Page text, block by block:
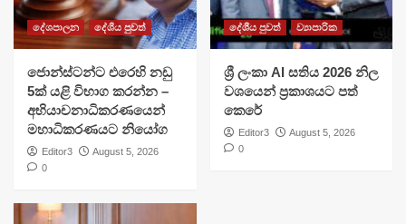
දේශපාලන දේශීය පුවත්
ජොන්ස්ටන්ට එරෙහි නඩු
5ක් යළි විභාග කරන්න –
අභියාචනාධිකරණයෙන්
මහාධිකරණයට නියෝග
Editor3
August 5, 2026
0
දේශීය පුවත් ව්‍යාපාරික
ශ්‍රී ලංකා AI සතිය 2026 නිල
වශයෙන් ප්‍රකාශයට පත්
කෙරේ
Editor3
August 5, 2026
0